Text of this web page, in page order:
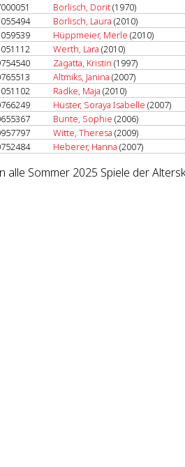
Borlisch, Dorit(1970)
Borlisch, Laura (2010)
Hüppmeier, Merle (2010)
Werth, Lara (2010)
Zagatta, Kristin (1997)
Altmiks, Janina (2007)
Radke, Maja (2010)
Hüster, Soraya Isabelle (2007)
Bunte, Sophie (2006)
Witte, Theresa (2009)
Heberer, Hanna (2007)
alle Sommer 2025 Spiele der